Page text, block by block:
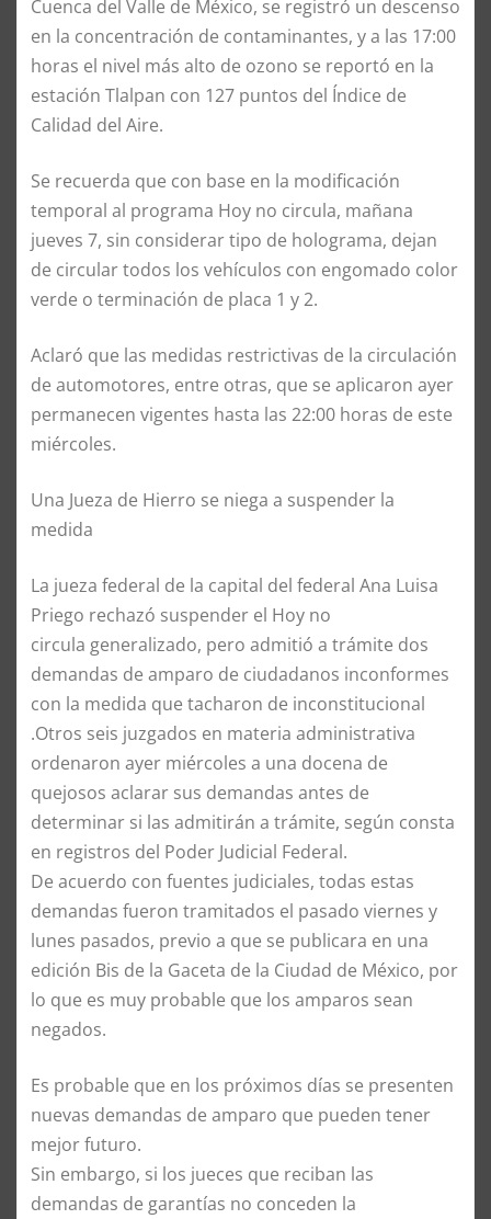
Cuenca del Valle de México, se registró un descenso
en la concentración de contaminantes, y a las 17:00
horas el nivel más alto de ozono se reportó en la
estación Tlalpan con 127 puntos del Índice de
Calidad del Aire.
Se recuerda que con base en la modificación
temporal al programa Hoy no circula, mañana
jueves 7, sin considerar tipo de holograma, dejan
de circular todos los vehículos con engomado color
verde o terminación de placa 1 y 2.
Aclaró que las medidas restrictivas de la circulación
de automotores, entre otras, que se aplicaron ayer
permanecen vigentes hasta las 22:00 horas de este
miércoles.
Una Jueza de Hierro se niega a suspender la
medida
La jueza federal de la capital del federal Ana Luisa
Priego rechazó suspender el Hoy no
circula generalizado, pero admitió a trámite dos
demandas de amparo de ciudadanos inconformes
con la medida que tacharon de inconstitucional
.Otros seis juzgados en materia administrativa
ordenaron ayer miércoles a una docena de
quejosos aclarar sus demandas antes de
determinar si las admitirán a trámite, según consta
en registros del Poder Judicial Federal.
De acuerdo con fuentes judiciales, todas estas
demandas fueron tramitados el pasado viernes y
lunes pasados, previo a que se publicara en una
edición Bis de la Gaceta de la Ciudad de México, por
lo que es muy probable que los amparos sean
negados.
Es probable que en los próximos días se presenten
nuevas demandas de amparo que pueden tener
mejor futuro.
Sin embargo, si los jueces que reciban las
demandas de garantías no conceden la